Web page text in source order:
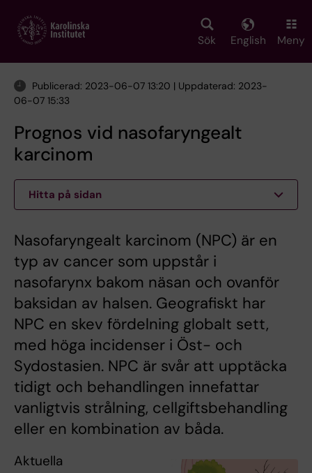
main
Sök English Meny
Publicerad: 2023-06-07 13:20 | Uppdaterad: 2023-
06-07 15:33
Prognos vid nasofaryngealt
karcinom
Hitta på sidan
Nasofaryngealt karcinom (NPC) är en
typ av cancer som uppstår i
nasofarynx bakom näsan och ovanför
baksidan av halsen. Geografiskt har
NPC en skev fördelning globalt sett,
med höga incidenser i Öst- och
Sydostasien. NPC är svår att upptäcka
tidigt och behandlingen innefattar
vanligtvis strålning, cellgiftsbehandling
eller en kombination av båda.
Aktuella